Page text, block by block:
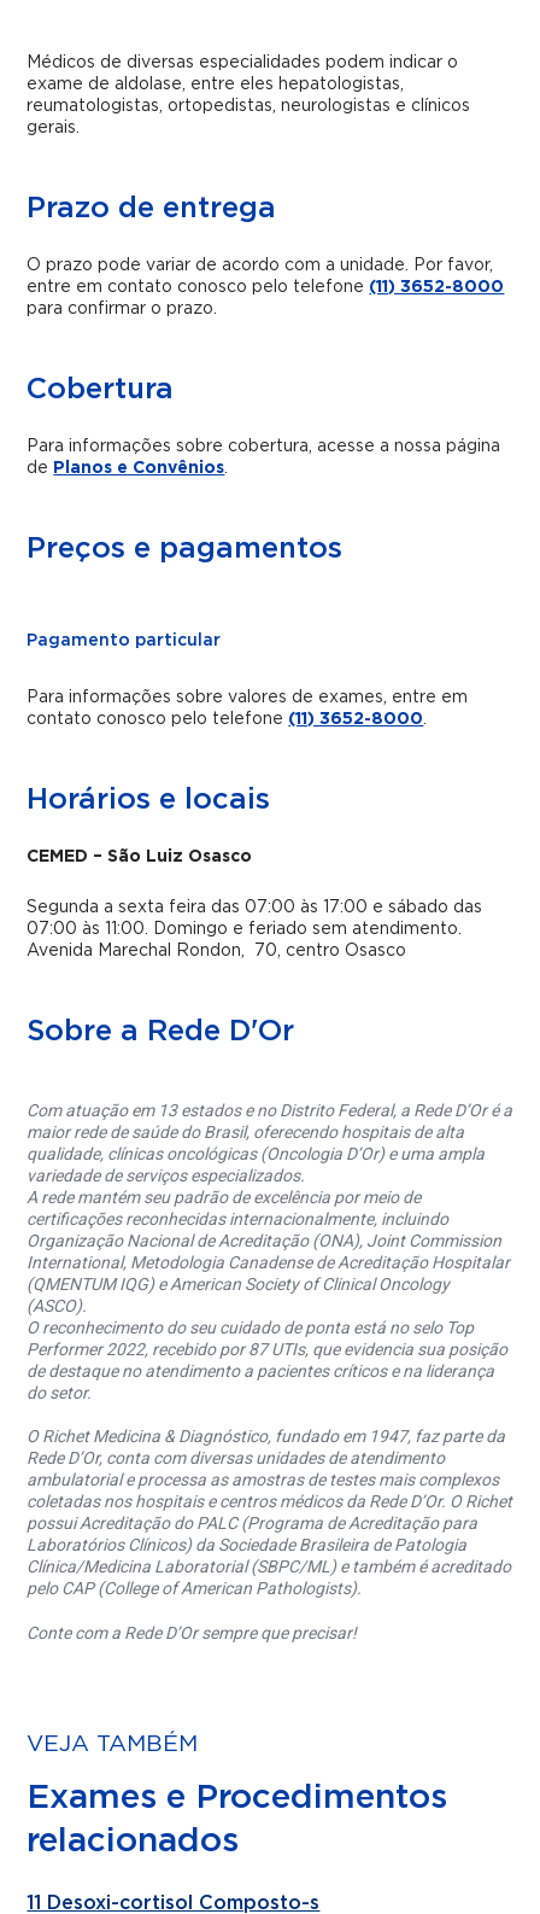
Médicos de diversas especialidades podem indicar o
exame de aldolase, entre eles hepatologistas,
reumatologistas, ortopedistas, neurologistas e clínicos
gerais.
Prazo de entrega
O prazo pode variar de acordo com a unidade. Por favor,
entre em contato conosco pelo telefone (11) 3652-8000
para confirmar o prazo.
Cobertura
Para informações sobre cobertura, acesse a nossa página
de Planos e Convênios.
Preços e pagamentos
Pagamento particular
Para informações sobre valores de exames, entre em
contato conosco pelo telefone (11) 3652-8000.
Horários e locais
CEMED – São Luiz Osasco
Segunda a sexta feira das 07:00 às 17:00 e sábado das
07:00 às 11:00. Domingo e feriado sem atendimento.
Avenida Marechal Rondon, 70, centro Osasco
Sobre a Rede D'Or
Com atuação em 13 estados e no Distrito Federal, a Rede D’Or é a
maior rede de saúde do Brasil, oferecendo hospitais de alta
qualidade, clínicas oncológicas (Oncologia D’Or) e uma ampla
variedade de serviços especializados.
A rede mantém seu padrão de excelência por meio de
certificações reconhecidas internacionalmente, incluindo
Organização Nacional de Acreditação (ONA), Joint Commission
International, Metodologia Canadense de Acreditação Hospitalar
(QMENTUM IQG) e American Society of Clinical Oncology
(ASCO).
O reconhecimento do seu cuidado de ponta está no selo Top
Performer 2022, recebido por 87 UTIs, que evidencia sua posição
de destaque no atendimento a pacientes críticos e na liderança
do setor.
O Richet Medicina & Diagnóstico, fundado em 1947, faz parte da
Rede D’Or, conta com diversas unidades de atendimento
ambulatorial e processa as amostras de testes mais complexos
coletadas nos hospitais e centros médicos da Rede D’Or. O Richet
possui Acreditação do PALC (Programa de Acreditação para
Laboratórios Clínicos) da Sociedade Brasileira de Patologia
Clínica/Medicina Laboratorial (SBPC/ML) e também é acreditado
pelo CAP (College of American Pathologists).
Conte com a Rede D’Or sempre que precisar!
VEJA TAMBÉM
Exames e Procedimentos
relacionados
11 Desoxi-cortisol Composto-s